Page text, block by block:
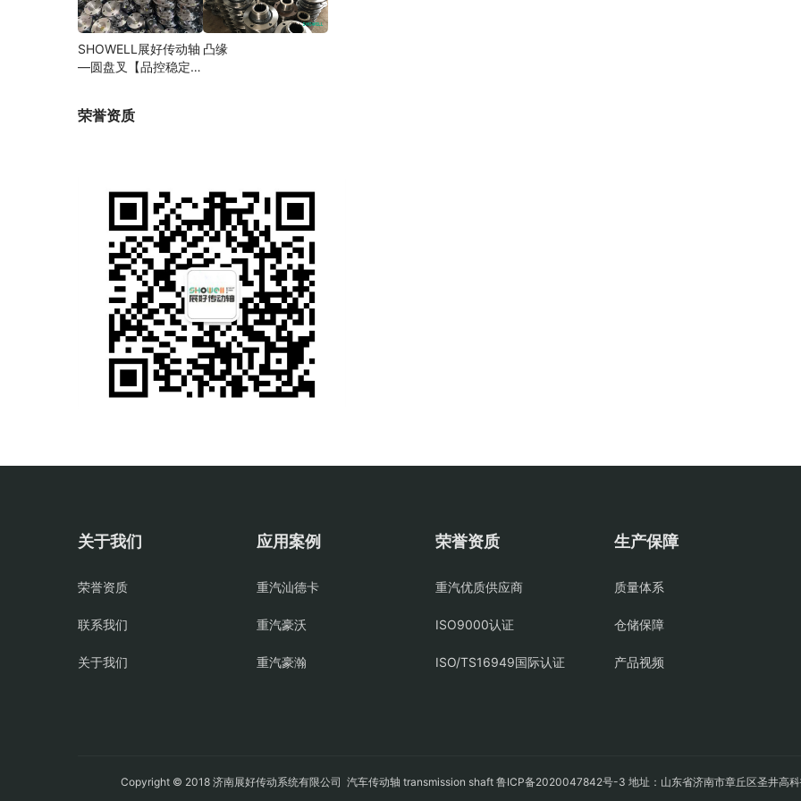
SHOWELL展好传动轴
—圆盘叉【品控稳定，
凸缘
荣誉资质
关于我们
荣誉资质
联系我们
关于我们
应用案例
重汽汕德卡
重汽豪沃
重汽豪瀚
荣誉资质
重汽优质供应商
ISO9000认证
ISO/TS16949国际认证
生产保障
质量体系
仓储保障
产品视频
Copyright © 2018 济南展好传动系统有限公司 汽车传动轴 transmission shaft 鲁ICP备2020047842号-3 地址：山东省济南市章丘区圣井